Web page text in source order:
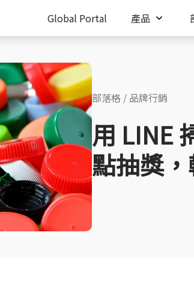
Global Portal 產品
部落格 / 品牌行銷
用 LINE
點抽獎